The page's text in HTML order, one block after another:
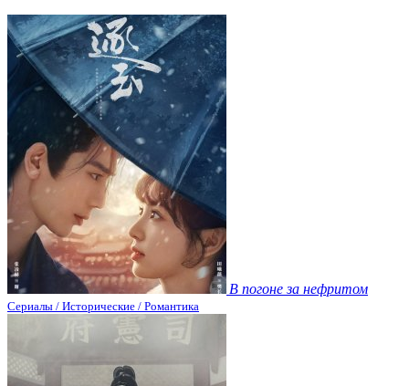
В погоне за нефритом
Сериалы / Исторические / Романтика